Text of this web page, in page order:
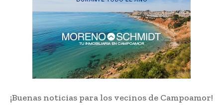
¡Buenas noticias para los vecinos de Campoamor!